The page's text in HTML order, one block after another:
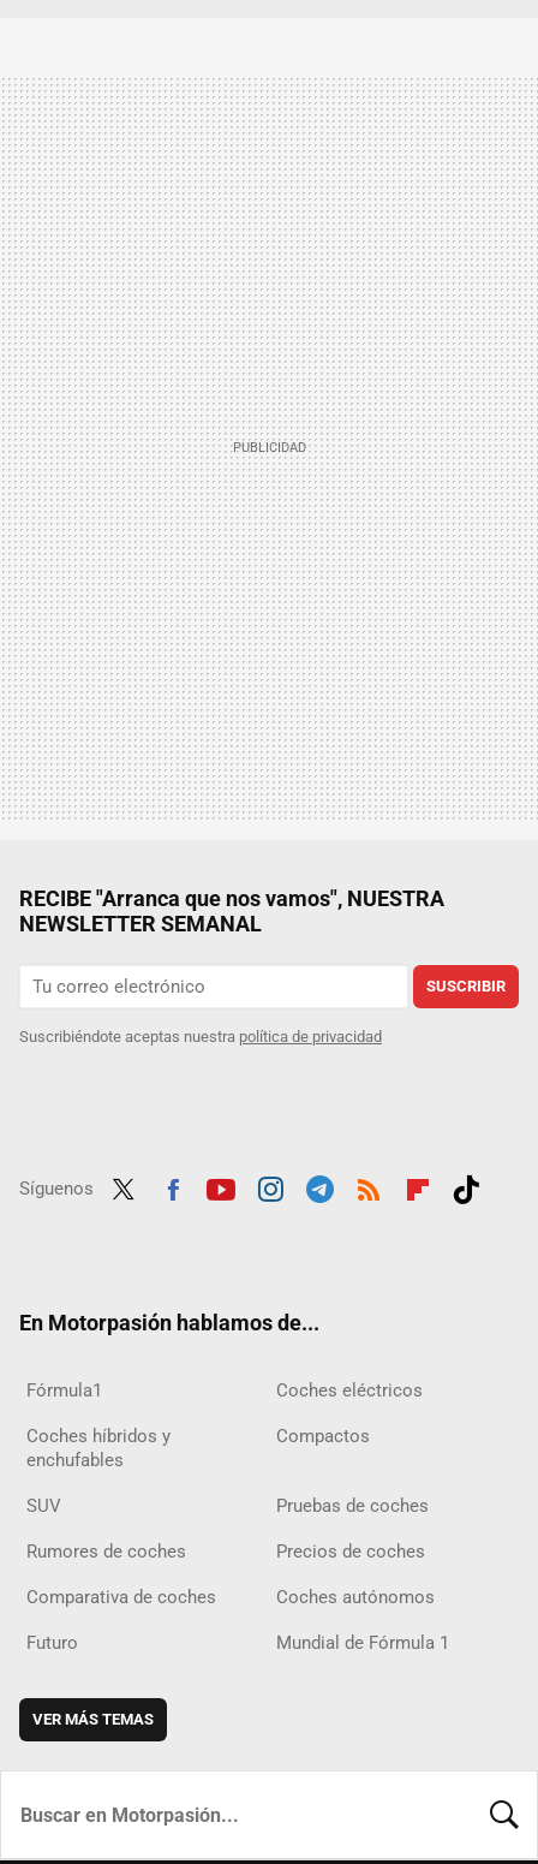
RECIBE "Arranca que nos vamos", NUESTRA
NEWSLETTER SEMANAL
SUSCRIBIR
Suscribiéndote aceptas nuestra política de privacidad
Síguenos
En Motorpasión hablamos de...
Fórmula1 Coches eléctricos
Coches híbridos y
enchufables
Compactos
SUV Pruebas de coches
Rumores de coches Precios de coches
Comparativa de coches Coches autónomos
Futuro Mundial de Fórmula 1
VER MÁS TEMAS